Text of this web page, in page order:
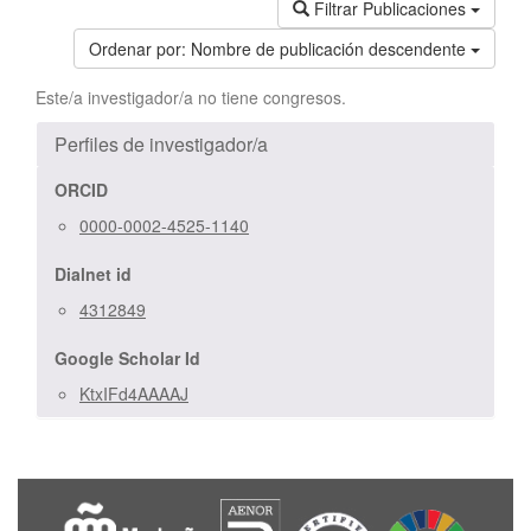
Filtrar Publicaciones
Ordenar por: Nombre de publicación descendente
Este/a investigador/a no tiene congresos.
Perfiles de investigador/a
ORCID
0000-0002-4525-1140
Dialnet id
4312849
Google Scholar Id
KtxIFd4AAAAJ